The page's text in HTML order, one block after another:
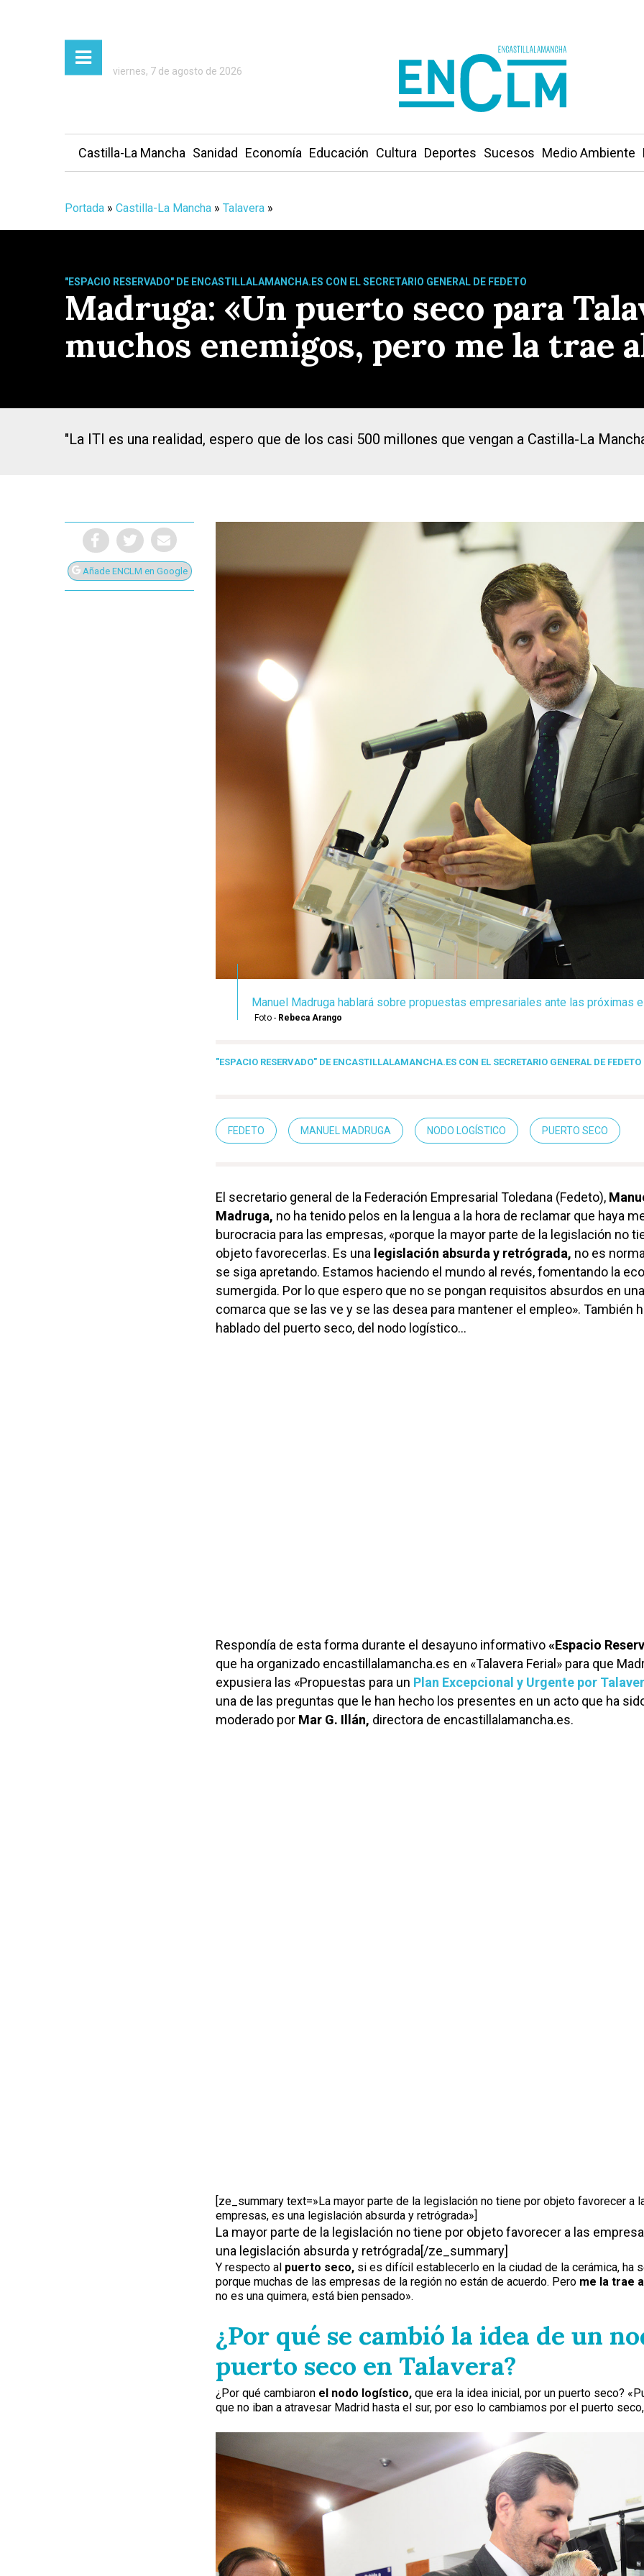
Presiona Intro para buscar o ESC para cerrar
viernes, 7 de agosto de 2026
Castilla-La Mancha Sanidad Economía Educación Cultura Deportes Sucesos Medio Ambiente
Portada » Castilla-La Mancha » Talavera »
"ESPACIO RESERVADO" DE ENCASTILLALAMANCHA.ES CON EL SECRETARIO GENERAL DE FEDETO
Madruga: «Un puerto seco para
muchos enemigos, pero me la trae
"La ITI es una realidad, espero que de los casi 500 millones que vengan a Castilla-La
Añade ENCLM en Google
Manuel Madruga hablará sobre propuestas empresariales ante las próximas
Foto - Rebeca Arango
"ESPACIO RESERVADO" DE ENCASTILLALAMANCHA.ES CON EL SECRETARIO GENERAL DE FEDETO
FEDETO MANUEL MADRUGA NODO LOGÍSTICO PUERTO SECO
El secretario general de la Federación Empresarial Toledana (Fedeto),
Madruga, no ha tenido pelos en la lengua a la hora de reclamar que haya
burocracia para las empresas, «porque la mayor parte de la legislación no
objeto favorecerlas. Es una legislación absurda y retrógrada, no es
se siga apretando. Estamos haciendo el mundo al revés, fomentando la
sumergida. Por lo que espero que no se pongan requisitos absurdos en una
comarca que se las ve y se las desea para mantener el empleo». También
hablado del puerto seco, del nodo logístico…
Respondía de esta forma durante el desayuno informativo«Espacio
que ha organizado encastillalamancha.es en «Talavera Ferial» para que
expusiera las «Propuestas para un Plan Excepcional y Urgente por
una de las preguntas que le han hecho los presentes en un acto que ha
moderado por Mar G. Illán, directora de encastillalamancha.es.
[ze_summary text=»La mayor parte de la legislación no tiene por objeto favorecer a
empresas, es una legislación absurda y retrógrada»]
La mayor parte de la legislación no tiene por objeto favorecer a las
una legislación absurda y retrógrada[/ze_summary]
Y respecto al puerto seco, si es difícil establecerlo en la ciudad de la cerámica, ha
porque muchas de las empresas de la región no están de acuerdo. Pero me la trae
no es una quimera, está bien pensado».
¿Por qué se cambió la idea de un
puerto seco en Talavera?
¿Por qué cambiaron el nodo logístico, que era la idea inicial, por un puerto seco?
que no iban a atravesar Madrid hasta el sur, por eso lo cambiamos por el puerto